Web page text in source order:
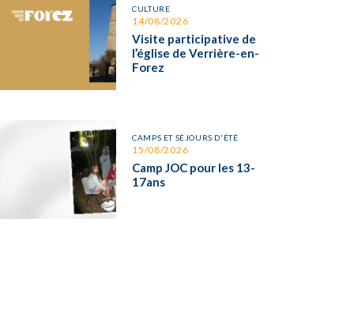
CULTURE
14/08/2026
Visite participative de
l’église de Verrière-en-
Forez
CAMPS ET SÉJOURS D'ÉTÉ
15/08/2026
Camp JOC pour les 13-
17ans